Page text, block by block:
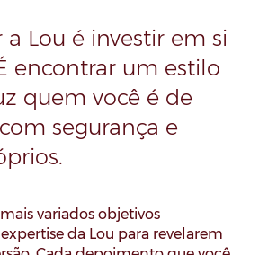
a Lou é investir em si
encontrar um estilo
quem você é de
segurança e
variados objetivos
da Lou para revelarem